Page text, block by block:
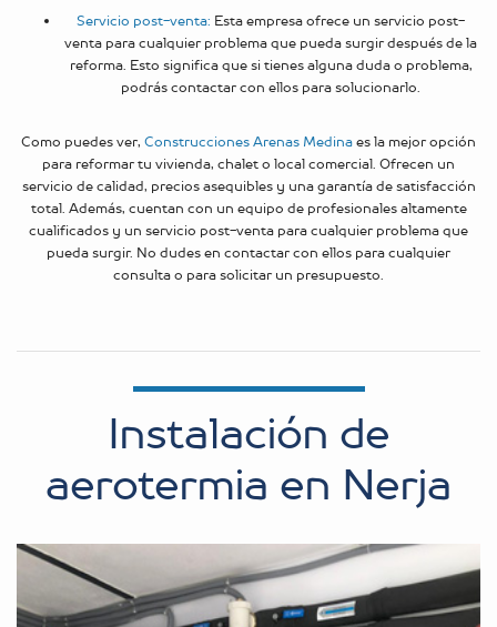
Servicio post-venta: Esta empresa ofrece un servicio post-
venta para cualquier problema que pueda surgir después de la
reforma. Esto significa que si tienes alguna duda o problema,
podrás contactar con ellos para solucionarlo.
Como puedes ver, Construcciones Arenas Medinaes la mejor opción
para reformar tu vivienda, chalet o local comercial. Ofrecen un
servicio de calidad, precios asequibles y una garantía de satisfacción
total. Además, cuentan con un equipo de profesionales altamente
cualificados y un servicio post-venta para cualquier problema que
pueda surgir. No dudes en contactar con ellos para cualquier
consulta o para solicitar un presupuesto.
Instalación de
aerotermia en Nerja